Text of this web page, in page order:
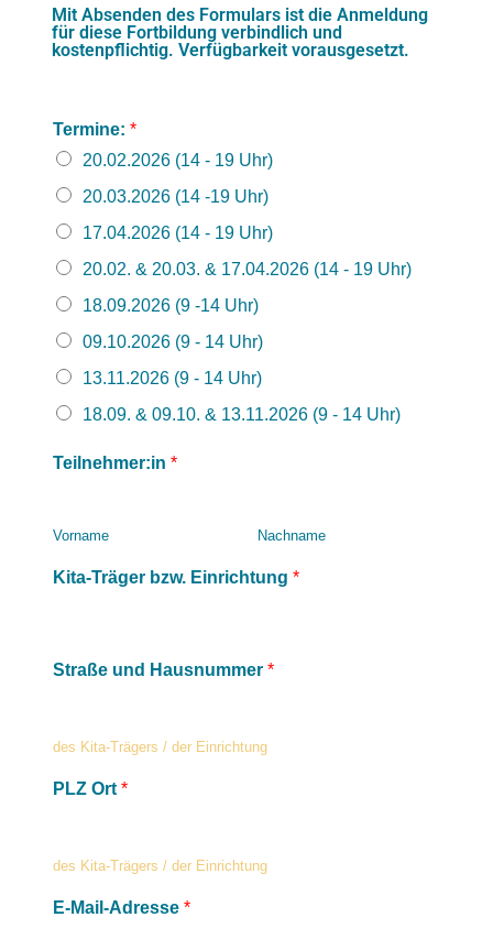
Mit Absenden des Formulars ist die Anmeldung
für diese Fortbildung verbindlich und
kostenpflichtig. Verfügbarkeit vorausgesetzt.
Termine:*
20.02.2026 (14 - 19 Uhr)
20.03.2026 (14 -19 Uhr)
17.04.2026 (14 - 19 Uhr)
20.02. & 20.03. & 17.04.2026 (14 - 19 Uhr)
18.09.2026 (9 -14 Uhr)
09.10.2026 (9 - 14 Uhr)
13.11.2026 (9 - 14 Uhr)
18.09. & 09.10. & 13.11.2026 (9 - 14 Uhr)
Teilnehmer:in*
Vorname Nachname
Kita-Träger bzw. Einrichtung*
Straße und Hausnummer*
des Kita-Trägers / der Einrichtung
PLZ Ort*
des Kita-Trägers / der Einrichtung
E-Mail-Adresse*